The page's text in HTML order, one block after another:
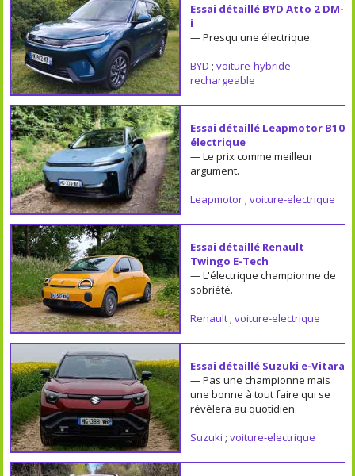
Essai détaillé BYD Atto 2 DM-
i
— Presqu'une électrique.
BYD ; voiture-hybride-
rechargeable
Essai détaillé Leapmotor B10
électrique
— Le prix comme meilleur
argument.
Leapmotor; voiture-electrique
Essai détaillé Renault
Twingo E-Tech
— L'électrique championne de
sobriété.
Renault; voiture-electrique
Essai détaillé Suzuki e-Vitara
— Pas une championne mais
une bonne à tout faire qui se
révèlera au quotidien.
Suzuki ; voiture-electrique